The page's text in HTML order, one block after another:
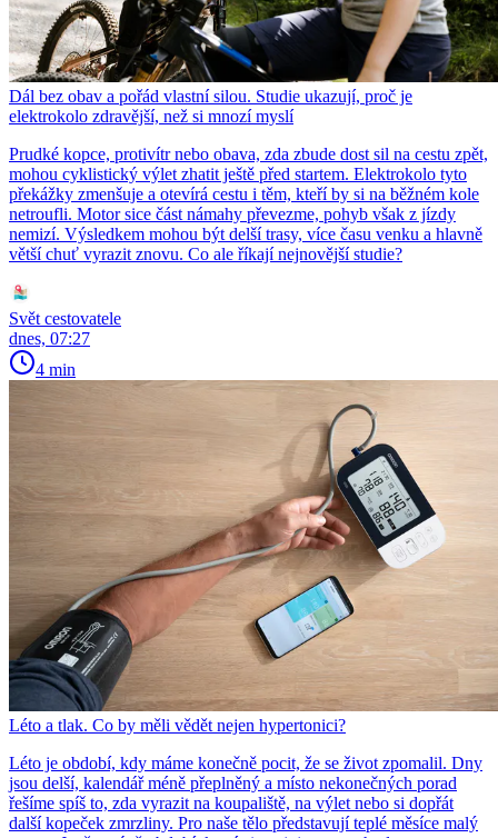
Dál bez obav a pořád vlastní silou. Studie ukazují, proč je
elektrokolo zdravější, než si mnozí myslí
Prudké kopce, protivítr nebo obava, zda zbude dost sil na cestu zpět,
mohou cyklistický výlet zhatit ještě před startem. Elektrokolo tyto
překážky zmenšuje a otevírá cestu i těm, kteří by si na běžném kole
netroufli. Motor sice část námahy převezme, pohyb však z jízdy
nemizí. Výsledkem mohou být delší trasy, více času venku a hlavně
větší chuť vyrazit znovu. Co ale říkají nejnovější studie?
Svět cestovatele
dnes, 07:27
4 min
Léto a tlak. Co by měli vědět nejen hypertonici?
Léto je období, kdy máme konečně pocit, že se život zpomalil. Dny
jsou delší, kalendář méně přeplněný a místo nekonečných porad
řešíme spíš to, zda vyrazit na koupaliště, na výlet nebo si dopřát
další kopeček zmrzliny. Pro naše tělo představují teplé měsíce malý